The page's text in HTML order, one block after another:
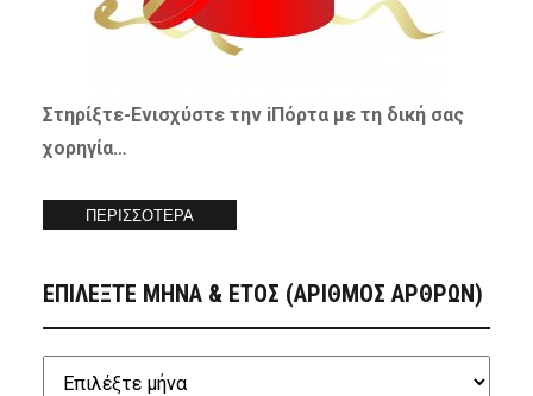
Στηρίξτε-Ενισχύστετην iΠόρτα με τη δική σας
χορηγία…
ΠΕΡΙΣΣΟΤΕΡΑ
ΕΠΙΛΕΞΤΕ ΜΗΝΑ & ΕΤΟΣ (ΑΡΙΘΜΟΣ ΑΡΘΡΩΝ)